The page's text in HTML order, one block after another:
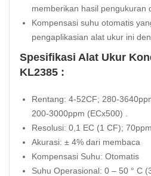
memberikan hasil pengukuran
Kompensasi suhu otomatis
pengaplikasian alat ukur ini
Spesifikasi Alat Ukur
KL2385 :
Rentang: 4-52CF; 280-
200-3000ppm (ECx500) .
Resolusi: 0,1 EC (1 CF);
Akurasi: ± 4% dari membaca
Kompensasi Suhu: Otomatis
Suhu Operasional: 0 – 50 ° C